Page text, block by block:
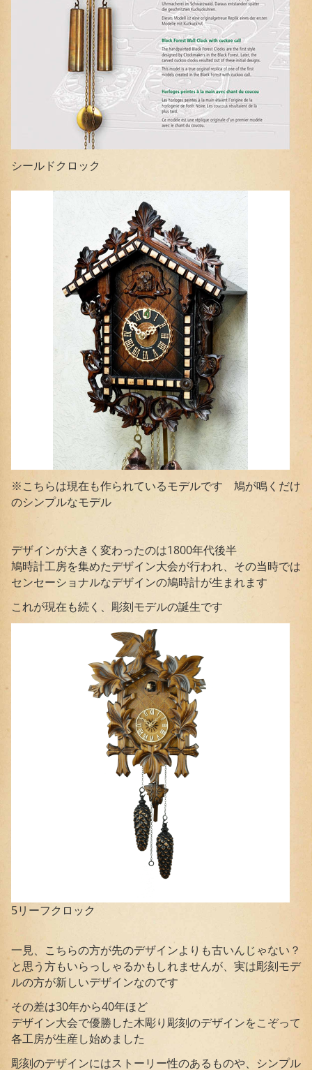
シールドクロック
※こちらは現在も作られているモデルです 鳩が鳴くだけ
のシンプルなモデル
デザインが大きく変わったのは1800年代後半
鳩時計工房を集めたデザイン大会が行われ、その当時では
センセーショナルなデザインの鳩時計が生まれます
これが現在も続く、彫刻モデルの誕生です
5リーフクロック
一見、こちらの方が先のデザインよりも古いんじゃない？
と思う方もいらっしゃるかもしれませんが、実は彫刻モデ
ルの方が新しいデザインなのです
その差は30年から40年ほど
デザイン大会で優勝した木彫り彫刻のデザインをこぞって
各工房が生産し始めました
彫刻のデザインにはストーリー性のあるものや、シンプル